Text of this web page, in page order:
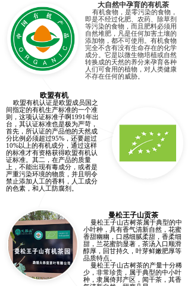
欧盟有机
欧盟有机认证是欧盟成员国之
间指定的有机生产标准的一个准
则，这项认证标准子啊1991年出
台，其认证标准也是极为严苛，
首先，所认证的产品他的天然成
分比例必须超过95%，还要超过
10%以上的有机成分，通过这样
的标准才有资格获得欧盟有机认
证标准。其二，在产品的质量
上，不能出现有毒成分，或者是
严重污染环境的物质，并且明令
禁止添加人工的香料，人工成分
的色素，和人工防腐剂。
大自然中孕育的有机茶
有机食物，是零污染的食物，
即是不经过化肥、农药、除草剂
等污染的食物，而且肥料必须用
自然堆肥，凡是任何加害土壤的
添加物，都不可使用。有机食物
完全不含有没有生命存在的化学
成分。它是以微生物培植或自然
转换成的天然的养分来孕育各种
人们可食用的植物，对人类健康
不存在任何的威胁。
曼松王子山贡茶
曼松王子山古树茶属于典型的中
小叶种，具有香气清新自然，花蜜
香甜幽幽，口感细腻柔甜，香柔细
甜，兰花蜜韵显著，茶汤入口顺滑
醇厚，回甘持久，叶芽鲜嫩肥厚等
品质特点。
曼松王子山古树茶的产量十分稀
少，非常珍贵，属于典型的中小叶
种，隶属倚邦产区，闻干茶，其香